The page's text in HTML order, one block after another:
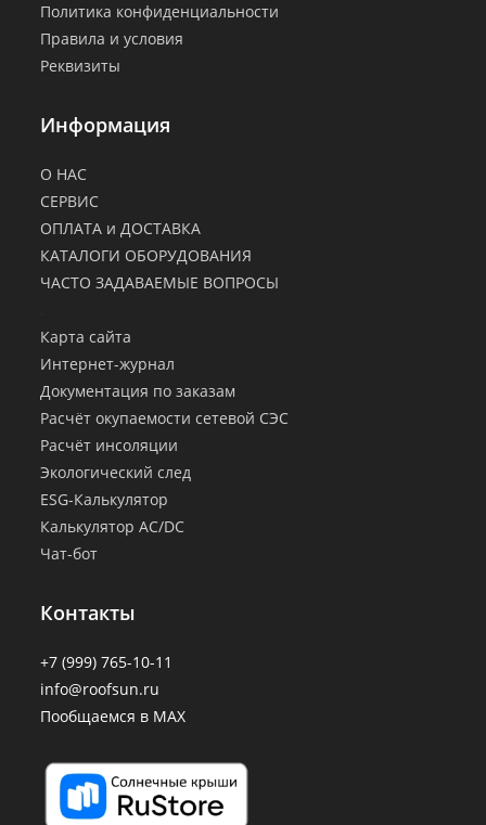
Политика конфиденциальности
Правила и условия
Реквизиты
Информация
О НАС
СЕРВИС
ОПЛАТА и ДОСТАВКА
КАТАЛОГИ ОБОРУДОВАНИЯ
ЧАСТО ЗАДАВАЕМЫЕ ВОПРОСЫ
Карта сайта
Интернет-журнал
Документация по заказам
Расчёт окупаемости сетевой СЭС
Расчёт инсоляции
Экологический след
ESG-Калькулятор
Калькулятор AC/DC
Чат-бот
Контакты
+7 (999) 765-10-11
info@roofsun.ru
Пообщаемся в MAX